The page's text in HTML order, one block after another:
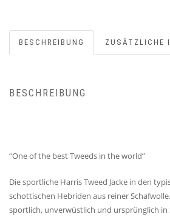
BESCHREIBUNG ZUSÄTZLICHE
BESCHREIBUNG
“One of the best Tweeds in the world”
Die sportliche Harris Tweed Jacke in den
schottischen Hebriden aus reiner
sportlich, unverwüstlich und ursprünglich